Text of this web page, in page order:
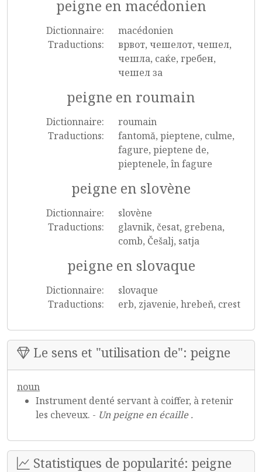
peigne en macédonien
Dictionnaire:
macédonien
Traductions:
врвот, чешелот, чешел,
чешла, саќе, гребен,
чешел за
peigne en roumain
Dictionnaire:
roumain
Traductions:
fantomă, pieptene, culme,
fagure, pieptene de,
pieptenele, în fagure
peigne en slovène
Dictionnaire:
slovène
Traductions:
glavnik, česat, grebena,
comb, Češalj, satja
peigne en slovaque
Dictionnaire:
slovaque
Traductions:
erb, zjavenie, hrebeň, crest
Le sens et "utilisation de": peigne
noun
Instrument denté servant à coiffer, à retenir
les cheveux. - Un peigne en écaille .
Statistiques de popularité: peigne